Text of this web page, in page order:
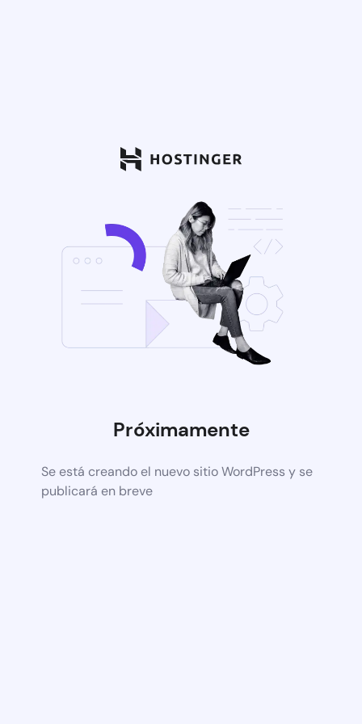
Próximamente
Se está creando el nuevo sitio WordPress y se
publicará en breve